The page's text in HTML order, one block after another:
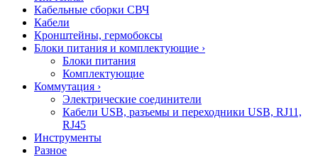
Кабельные сборки СВЧ
Кабели
Кронштейны, гермобоксы
Блоки питания и комплектующие ›
Блоки питания
Комплектующие
Коммутация ›
Электрические соединители
Кабели USB, разъемы и переходники USB, RJ11,
RJ45
Инструменты
Разное